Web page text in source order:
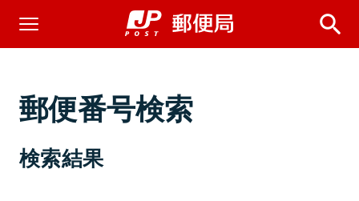
郵便番号検索
検索結果